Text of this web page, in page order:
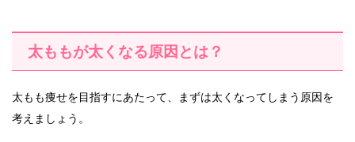
太ももが太くなる原因とは？
太もも痩せを目指すにあたって、まずは太くなってしまう原因を
考えましょう。